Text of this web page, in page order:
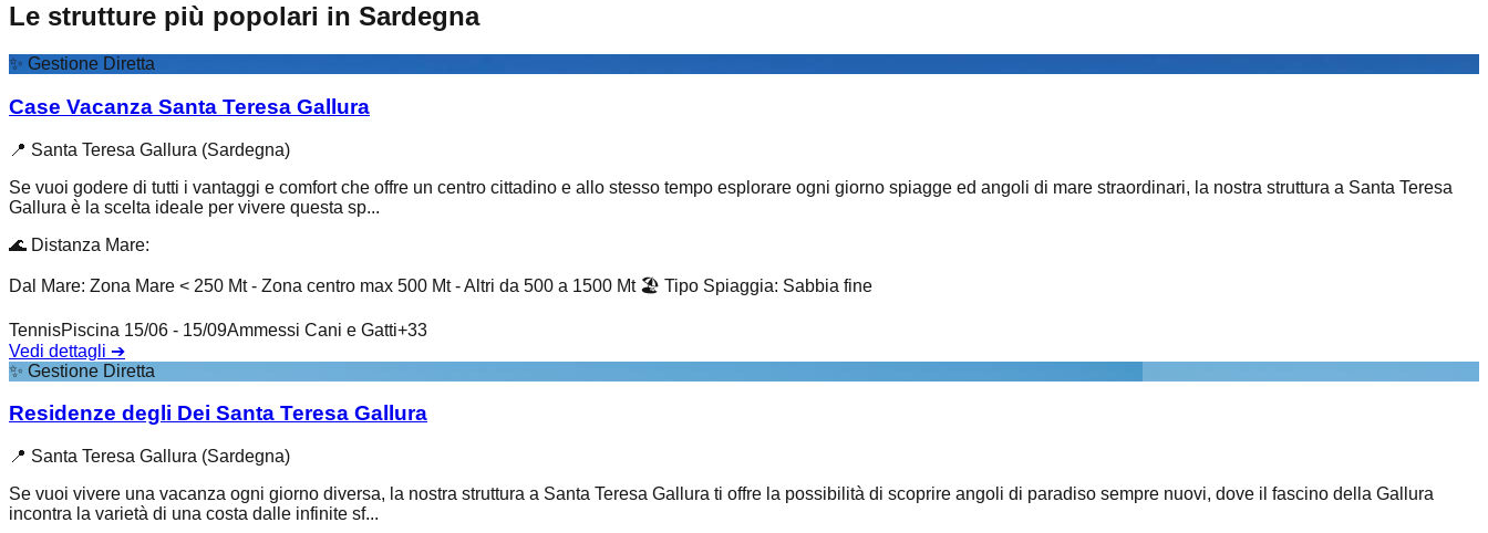
Le strutture più popolari in Sardegna
✨ Gestione Diretta
Case Vacanza Santa Teresa Gallura
📍 Santa Teresa Gallura (Sardegna)
Se vuoi godere di tutti i vantaggi e comfort che offre un centro cittadino e allo stesso tempo esplorare ogni giorno spiagge ed angoli di mare straordinari, la nostra struttura a Santa Teresa
Gallura è la scelta ideale per vivere questa sp...
🌊 Distanza Mare:
Dal Mare: Zona Mare < 250 Mt - Zona centro max 500 Mt - Altri da 500 a 1500 Mt 🏖️ Tipo Spiaggia: Sabbia fine
TennisPiscina 15/06 - 15/09Ammessi Cani e Gatti+33
Vedi dettagli ➔
✨ Gestione Diretta
Residenze degli Dei Santa Teresa Gallura
📍 Santa Teresa Gallura (Sardegna)
Se vuoi vivere una vacanza ogni giorno diversa, la nostra struttura a Santa Teresa Gallura ti offre la possibilità di scoprire angoli di paradiso sempre nuovi, dove il fascino della Gallura
incontra la varietà di una costa dalle infinite sf...